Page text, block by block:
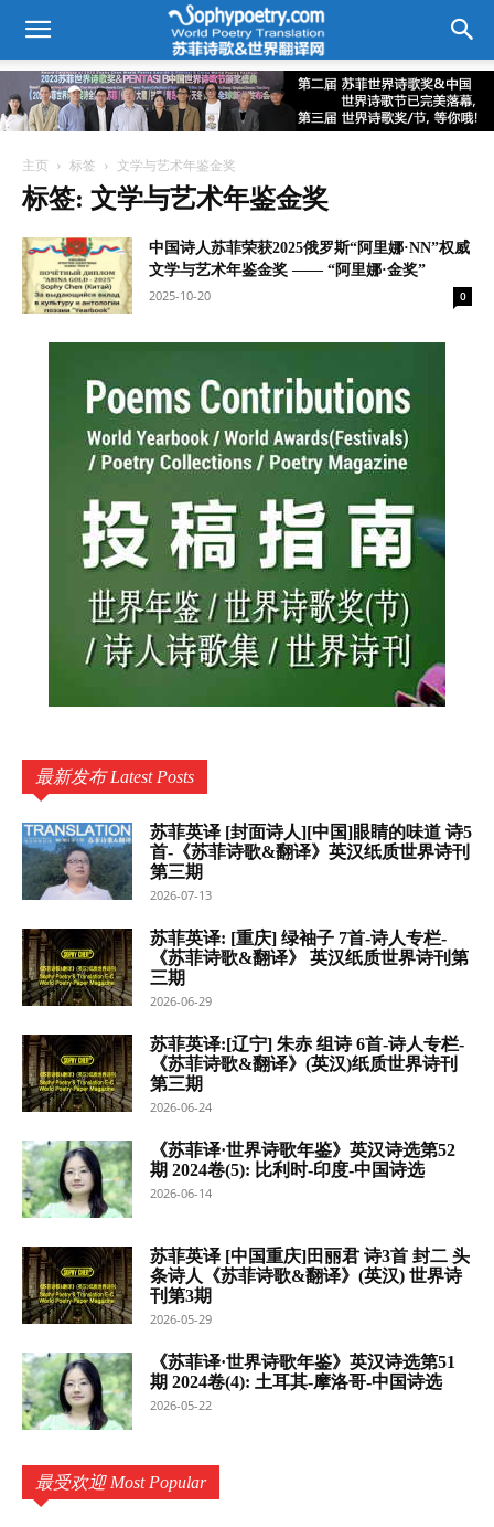
主页 标签 文学与艺术年鉴金奖
标签: 文学与艺术年鉴金奖
中国诗人苏菲荣获2025俄罗斯“阿里娜·NN”权威
文学与艺术年鉴金奖 —— “阿里娜·金奖”
2025-10-20
0
最新发布 Latest Posts
苏菲英译 [封面诗人][中国]眼睛的味道 诗5
首-《苏菲诗歌&翻译》英汉纸质世界诗刊
第三期
2026-07-13
苏菲英译: [重庆] 绿袖子 7首-诗人专栏-
《苏菲诗歌&翻译》 英汉纸质世界诗刊第
三期
2026-06-29
苏菲英译:[辽宁] 朱赤 组诗 6首-诗人专栏-
《苏菲诗歌&翻译》(英汉)纸质世界诗刊
第三期
2026-06-24
《苏菲译·世界诗歌年鉴》英汉诗选第52
期 2024卷(5): 比利时-印度-中国诗选
2026-06-14
苏菲英译 [中国重庆]田丽君 诗3首 封二 头
条诗人《苏菲诗歌&翻译》(英汉) 世界诗
刊第3期
2026-05-29
《苏菲译·世界诗歌年鉴》英汉诗选第51
期 2024卷(4): 土耳其-摩洛哥-中国诗选
2026-05-22
最受欢迎 Most Popular